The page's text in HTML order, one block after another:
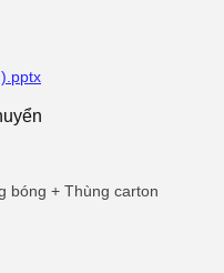
bóng + Thùng carton